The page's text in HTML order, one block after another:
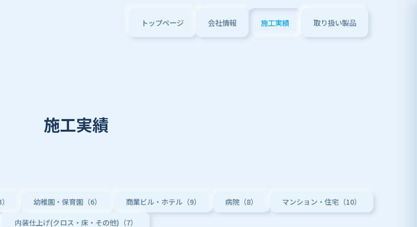
トップページ 会社情報 施工実績 取り扱い製品
施工実績
幼稚園・保育園（6） 商業ビル・ホテル（9） 病院（8） マンション・住宅（10）
内装仕上げ(クロス・床・その他)（7）